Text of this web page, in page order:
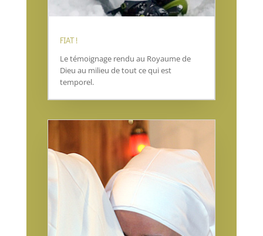
FIAT !
Le témoignage rendu au Royaume de
Dieu au milieu de tout ce qui est
temporel.